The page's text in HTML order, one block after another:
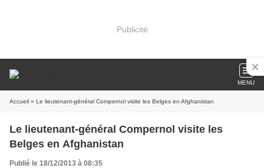
Publicité
MENU
Accueil » Le lieutenant-général Compernol visite les Belges en Afghanistan
Le lieutenant-général Compernol visite les
Belges en Afghanistan
Publié le 18/12/2013 à 08:35